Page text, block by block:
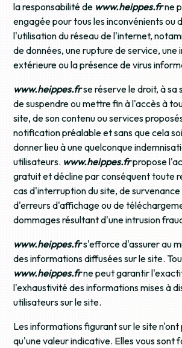
la responsabilité de www.heippes.frne
engagée pour tous les inconvénients ou
l'utilisation du réseau de l'internet,
de données, une rupture de service, une
extérieure ou la présence de virus
www.heippes.frse réserve le droit, à sa
de suspendre ou mettre fin à l'accès à
site, de son contenu ou services
notification préalable et sans que cela
donner lieu à une quelconque
utilisateurs. www.heippes.frpropose
gratuit et décline par conséquent toute
cas d'interruption du site, de survenance
d'erreurs d'affichage ou de
dommages résultant d'une intrusion
www.heippes.frs'efforce d'assurer au
des informations diffusées sur le site.
www.heippes.frne peut garantir
l'exhaustivité des informations mises à
utilisateurs sur le site.
Les informations figurant sur le site
qu'une valeur indicative. Elles vous sont